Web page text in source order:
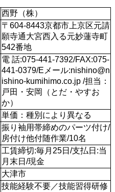
西野（株）
〒604-8443京都市上京区元請
願寺通大宮西入る元妙蓮寺町
542番地
電 話:075-441-7392/FAX:075-
441-0379/Eメール:nishino@n
ishino-kumihimo.co.jp /担当：
戸田・安岡（とだ・やすお
か）
単価：種別により異なる
振り袖用帯締めのパーツ付け/
房付け他付随作業/10名
工賃締切:毎月25日/支払日:当
月末日/現金
大津市
技能経験不要／技能習得研修